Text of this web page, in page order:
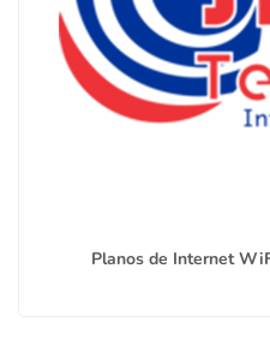
Planos de Internet